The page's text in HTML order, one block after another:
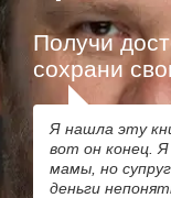
Получи
сохрани
Я нашла эту
вот он конец.
мамы, но
деньги